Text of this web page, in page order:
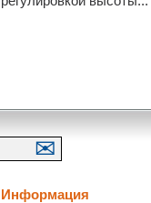
Информация